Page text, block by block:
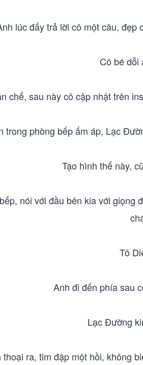
lúc đấy trả lời cô một câu, đẹp
Cô bé dỗi
chế, sau này cô cập nhật trên
trong phòng bếp ấm áp, Lạc
Tạo hình thế này,
nói với đầu bên kia với giọng
Tô
Anh đi đến phía sau
Lạc Đường
ra, tim đập một hồi, không